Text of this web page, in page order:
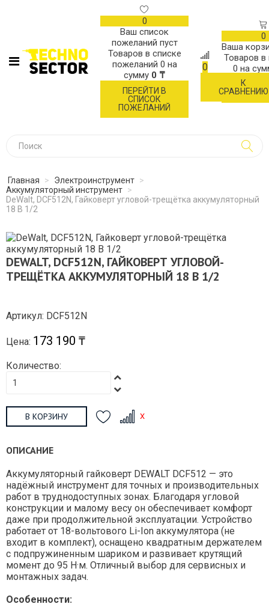
0
Ваш список
пожеланий пуст
Товаров в списке
пожеланий 0 на
сумму 0 ₸
ПЕРЕЙТИ В
СПИСОК
ПОЖЕЛАНИЙ
0
К
СРАВНЕНИЮ
0
Ваша
Товаров в
0 на
Главная > Электроинструмент >
Аккумуляторный инструмент >
DeWalt, DCF512N, Гайковерт угловой-трещётка аккумуляторный
18 В 1/2
DEWALT, DCF512N, ГАЙКОВЕРТ УГЛОВОЙ-
ТРЕЩЁТКА АККУМУЛЯТОРНЫЙ 18 В 1/2
Артикул: DCF512N
Цена: 173 190 ₸
Количество:
В КОРЗИНУ
ОПИСАНИЕ
Аккумуляторный гайковерт DEWALT DCF512 — это
надёжный инструмент для точных и производительных
работ в труднодоступных зонах. Благодаря угловой
конструкции и малому весу он обеспечивает комфорт
даже при продолжительной эксплуатации. Устройство
работает от 18-вольтового Li-Ion аккумулятора (не
входит в комплект), оснащено квадратным держателем
с подпружиненным шариком и развивает крутящий
момент до 95 Н·м. Отличный выбор для сервисных и
монтажных задач.
Особенности: